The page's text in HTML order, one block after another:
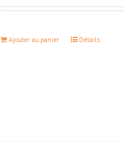
Ajouter au panier Détails